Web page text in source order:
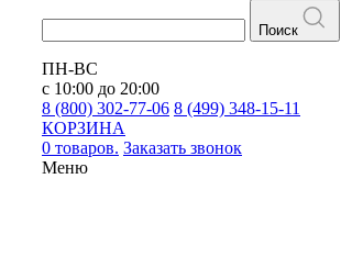
Поиск
ПН-ВС
с 10:00 до 20:00
8 (800) 302-77-06 8 (499) 348-15-11
КОРЗИНА
0 товаров. Заказать звонок
Меню